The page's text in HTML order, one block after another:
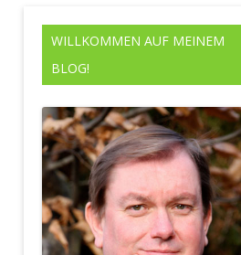
WILLKOMMEN AUF MEINEM
BLOG!